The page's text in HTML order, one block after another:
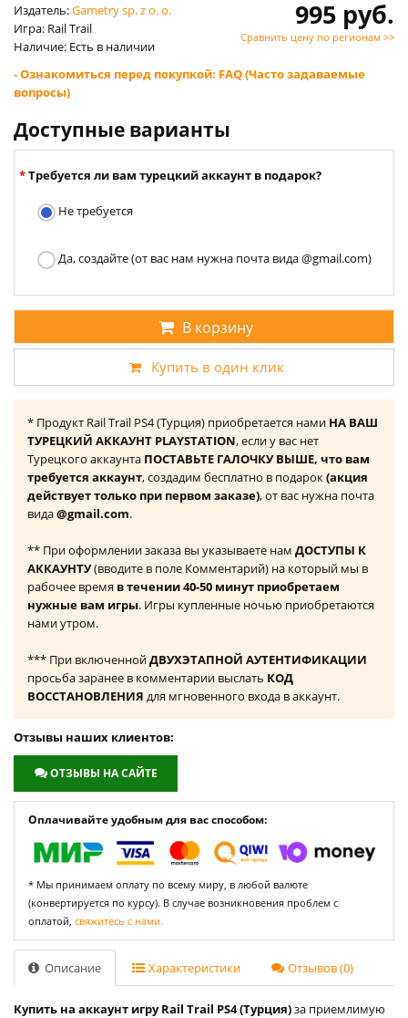
Издатель:Gametry sp. z o. o.
Игра: Rail Trail
Наличие: Есть в наличии
995 руб.
Сравнить цену по регионам >>
- Ознакомиться перед покупкой: FAQ (Часто задаваемые
вопросы)
Доступные варианты
Требуется ли вам турецкий аккаунт в подарок?
Не требуется
Да, создайте (от вас нам нужна почта вида @gmail.com)
В корзину
Купить в один клик
* Продукт Rail Trail PS4 (Турция) приобретается нами НА ВАШ
ТУРЕЦКИЙ АККАУНТ PLAYSTATION, если у вас нет
Турецкого аккаунта ПОСТАВЬТЕ ГАЛОЧКУ ВЫШЕ, что вам
требуется аккаунт, создадим бесплатно в подарок(акция
действует только при первом заказе), от вас нужна почта
вида@gmail.com.
** При оформлении заказа вы указываете нам ДОСТУПЫ К
АККАУНТУ(вводите в поле Комментарий) на который мы в
рабочее время в течении 40-50 минут приобретаем
нужные вам игры. Игры купленные ночью приобретаются
нами утром.
*** При включеннойДВУХЭТАПНОЙ АУТЕНТИФИКАЦИИ
просьба заранее в комментарии выслать КОД
ВОССТАНОВЛЕНИЯ для мгновенного входа в аккаунт.
Отзывы наших клиентов:
ОТЗЫВЫ НА САЙТЕ
Оплачивайте удобным для вас способом:
* Мы принимаем оплату по всему миру, в любой валюте
(конвертируется по курсу). В случае возникновения проблем с
оплатой, свяжитесь с нами.
Описание Характеристики Отзывов (0)
Купить на аккаунт игру Rail Trail PS4 (Турция)за приемлимую